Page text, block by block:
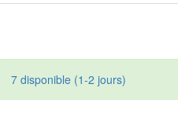
7 disponible (1-2 jours)